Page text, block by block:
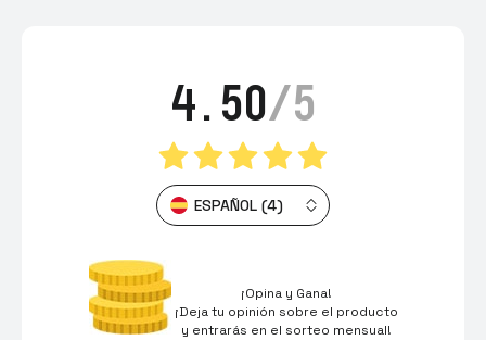
4.50/5
ESPAÑOL (4)
¡Opina y Gana!
¡Deja tu opinión sobre el producto
y entrarás en el sorteo mensual!